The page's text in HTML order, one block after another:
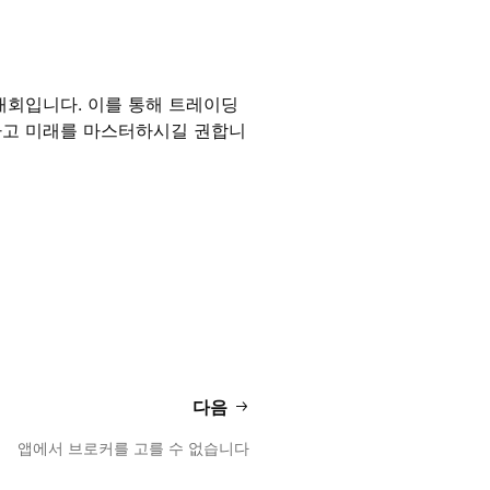
입니다. 이를 통해 트레이딩
미래를 마스터하시길 권합니
다음
앱에서 브로커를 고를 수 없습니다